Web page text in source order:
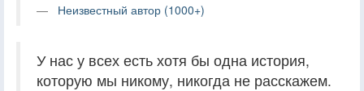
Неизвестный автор (1000+)
У нас у всех есть хотя бы одна история,
которую мы никому, никогда не расскажем.